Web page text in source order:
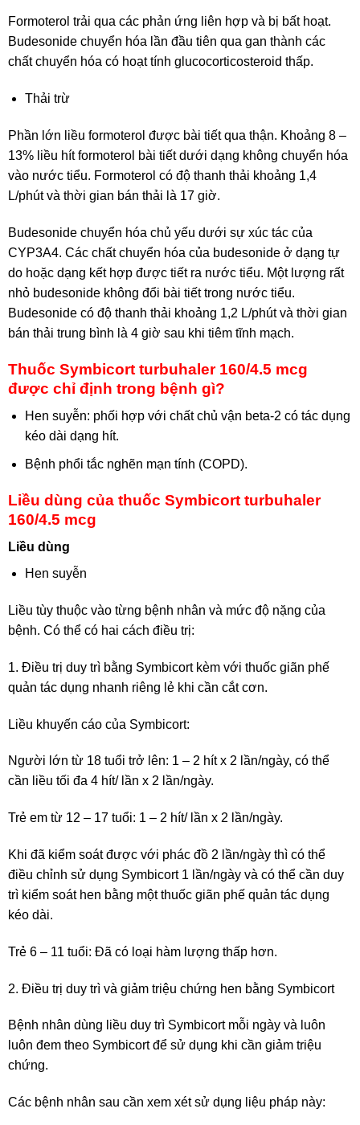
Formoterol trải qua các phản ứng liên hợp và bị bất hoạt.
Budesonide chuyển hóa lần đầu tiên qua gan thành các
chất chuyển hóa có hoạt tính glucocorticosteroid thấp.
Thải trừ
Phần lớn liều formoterol được bài tiết qua thận. Khoảng 8 –
13% liều hít formoterol bài tiết dưới dạng không chuyển hóa
vào nước tiểu. Formoterol có độ thanh thải khoảng 1,4
L/phút và thời gian bán thải là 17 giờ.
Budesonide chuyển hóa chủ yếu dưới sự xúc tác của
CYP3A4. Các chất chuyển hóa của budesonide ở dạng tự
do hoặc dạng kết hợp được tiết ra nước tiểu. Một lượng rất
nhỏ budesonide không đổi bài tiết trong nước tiểu.
Budesonide có độ thanh thải khoảng 1,2 L/phút và thời gian
bán thải trung bình là 4 giờ sau khi tiêm tĩnh mạch.
Thuốc Symbicort turbuhaler 160/4.5 mcg
được chỉ định trong bệnh gì?
Hen suyễn: phối hợp với chất chủ vận beta-2 có tác dụng
kéo dài dạng hít.
Bệnh phổi tắc nghẽn mạn tính (COPD).
Liều dùng của thuốc Symbicort turbuhaler
160/4.5 mcg
Liều dùng
Hen suyễn
Liều tùy thuộc vào từng bệnh nhân và mức độ nặng của
bệnh. Có thể có hai cách điều trị:
1. Điều trị duy trì bằng Symbicort kèm với thuốc giãn phế
quản tác dụng nhanh riêng lẻ khi cần cắt cơn.
Liều khuyến cáo của Symbicort:
Người lớn từ 18 tuổi trở lên: 1 – 2 hít x 2 lần/ngày, có thể
cần liều tối đa 4 hít/ lần x 2 lần/ngày.
Trẻ em từ 12 – 17 tuổi: 1 – 2 hít/ lần x 2 lần/ngày.
Khi đã kiểm soát được với phác đồ 2 lần/ngày thì có thể
điều chỉnh sử dụng Symbicort 1 lần/ngày và có thể cần duy
trì kiểm soát hen bằng một thuốc giãn phế quản tác dụng
kéo dài.
Trẻ 6 – 11 tuổi: Đã có loại hàm lượng thấp hơn.
2. Điều trị duy trì và giảm triệu chứng hen bằng Symbicort
Bệnh nhân dùng liều duy trì Symbicort mỗi ngày và luôn
luôn đem theo Symbicort để sử dụng khi cần giảm triệu
chứng.
Các bệnh nhân sau cần xem xét sử dụng liệu pháp này: